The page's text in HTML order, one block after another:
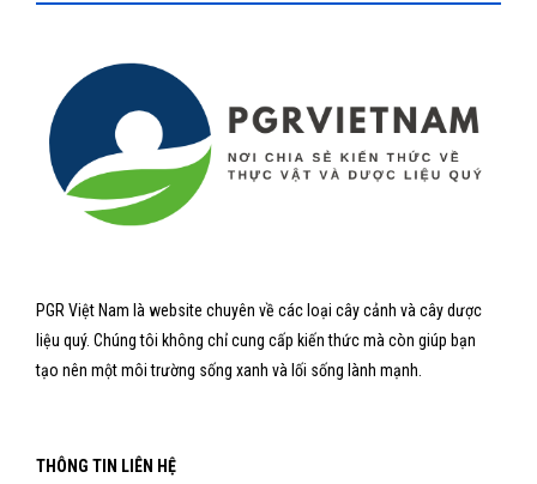
PGR Việt Nam là website chuyên về các loại cây cảnh và cây dược
liệu quý. Chúng tôi không chỉ cung cấp kiến thức mà còn giúp bạn
tạo nên một môi trường sống xanh và lối sống lành mạnh.
THÔNG TIN LIÊN HỆ